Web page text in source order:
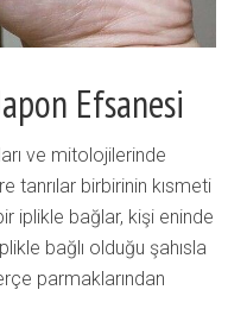
Efsanesi
ve mitolojilerinde
tanrılar birbirinin kısmeti
iplikle bağlar, kişi eninde
bağlı olduğu şahısla
parmaklarından